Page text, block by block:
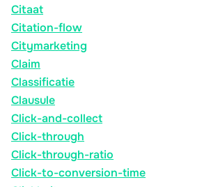
Citaat
Citation-flow
Citymarketing
Claim
Classificatie
Clausule
Click-and-collect
Click-through
Click-through-ratio
Click-to-conversion-time